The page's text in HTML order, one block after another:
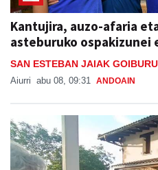
Kantujira, auzo-afaria
asteburuko ospakizunei
SAN ESTEBAN JAIAK
Aiurri abu 08, 09:31 ANDOAIN